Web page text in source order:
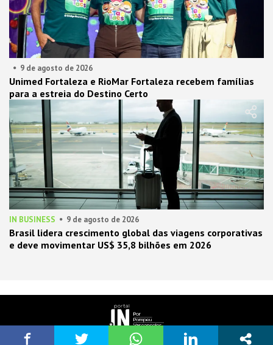
9 de agosto de 2026
Unimed Fortaleza e RioMar Fortaleza recebem famílias
para a estreia do Destino Certo
IN BUSINESS 9 de agosto de 2026
Brasil lidera crescimento global das viagens corporativas
e deve movimentar US$ 35,8 bilhões em 2026